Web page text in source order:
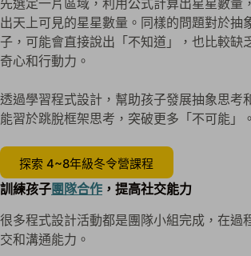
先選定一片區域，利用公式計算出星星數量
出天上可見的星星數量。同樣的問題對於抽
子，可能會直接說出「不知道」，也比較缺
奇心和行動力。
透過學習程式設計，幫助孩子發展抽象思考
能習於跳脫框架思考，突破更多「不可能」。
探索 4~8年級冬令營課程
訓練孩子團隊合作 ，提高社交能力
很多程式設計活動都是團隊小組完成，在過
交和溝通能力。